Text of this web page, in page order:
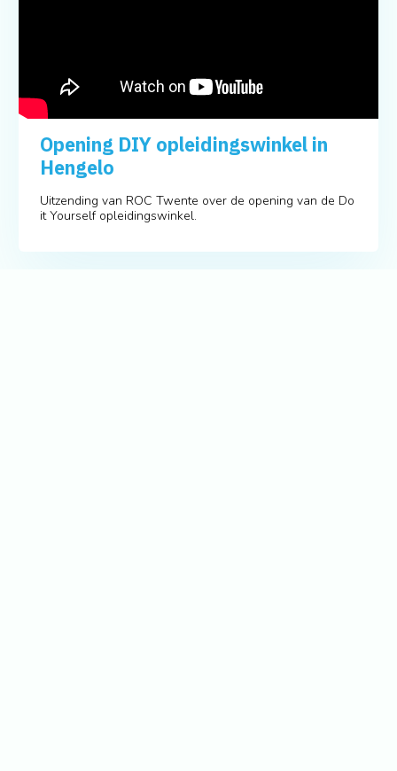
Opening DIY opleidingswinkel in
Hengelo
Uitzending van ROC Twente over de opening van de Do
it Yourself opleidingswinkel.